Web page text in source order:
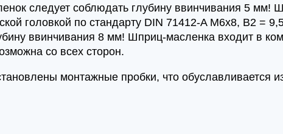
следует соблюдать глубину ввинчивания 5 мм!
головкой по стандарту DIN 71412-A M6x8, B2 =
ввинчивания 8 мм! Шприц-масленка входит в
со всех сторон.
монтажные пробки, что обуславливается